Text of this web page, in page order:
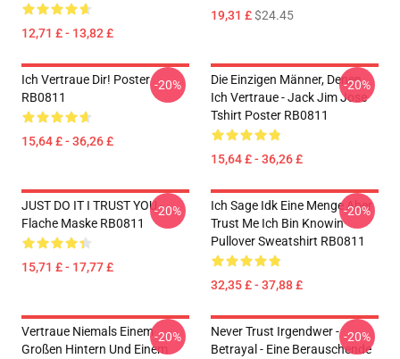
12,71 £ - 13,82 £
19,31 £$24.45
Ich Vertraue Dir! Poster
RB0811
15,64 £ - 36,26 £
-20%
Die Einzigen Männer, Denen
Ich Vertraue - Jack Jim Jose
Tshirt Poster RB0811
15,64 £ - 36,26 £
-20%
JUST DO IT I TRUST YOU -
Flache Maske RB0811
15,71 £ - 17,77 £
-20%
Ich Sage Idk Eine Menge Aber
Trust Me Ich Bin Knowin
Pullover Sweatshirt RB0811
32,35 £ - 37,88 £
-20%
Vertraue Niemals Einem
Großen Hintern Und Einem
-20%
Never Trust Irgendwer -
Betrayal - Eine Berauschende
-20%